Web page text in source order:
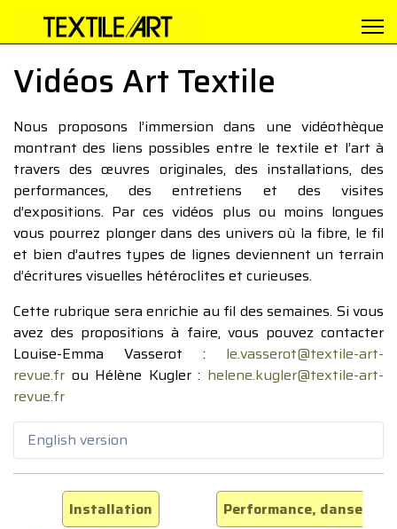
Vidéos Art Textile
Nous proposons l’immersion dans une vidéothèque
montrant des liens possibles entre le textile et l’art à
travers des œuvres originales, des installations, des
performances, des entretiens et des visites
d’expositions. Par ces vidéos plus ou moins longues
vous pourrez plonger dans des univers où la fibre, le fil
et bien d’autres types de lignes deviennent un terrain
d’écritures visuelles hétéroclites et curieuses.
Cette rubrique sera enrichie au fil des semaines. Si vous
avez des propositions à faire, vous pouvez contacter
Louise-Emma Vasserot : le.vasserot@textile-art-
revue.fr ou Hélène Kugler : helene.kugler@textile-art-
revue.fr
English version
Installation
Performance, danse